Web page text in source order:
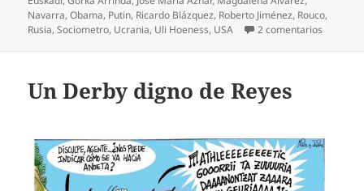
Navarra,Obama, Putin, Ricardo Blázquez, Roberto Jiménez, Rouco,
Rusia,Sociometro, Ucrania, Uli Hoeness, USA 2 comentarios
Un Derby digno de Reyes